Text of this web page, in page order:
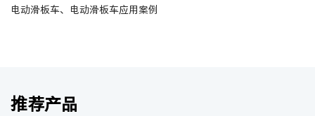
电动滑板车、电动滑板车应用案例
推荐产品